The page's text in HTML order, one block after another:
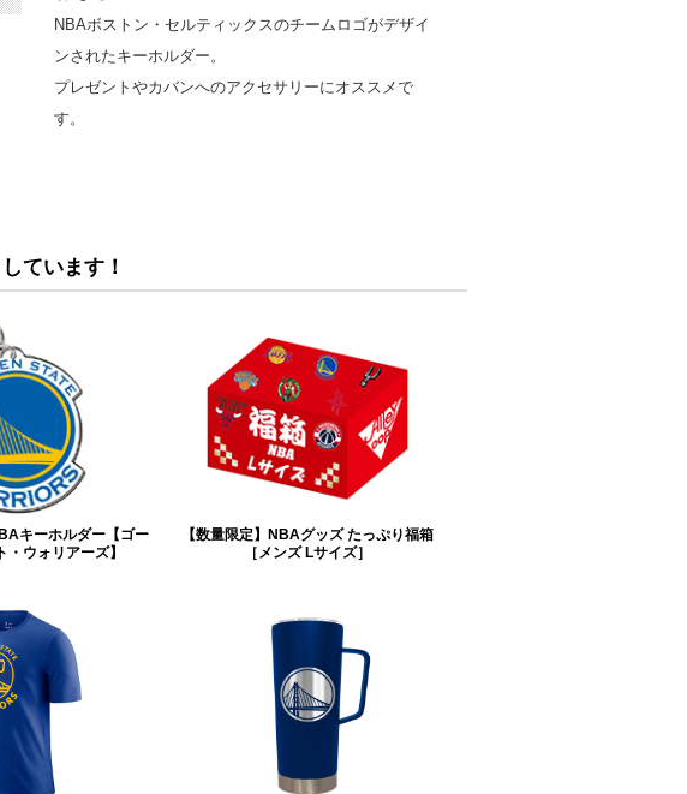
NBAボストン・セルティックスのチームロゴがデザイ
ンされたキーホルダー。
プレゼントやカバンへのアクセサリーにオススメで
す。
ています！
キーホルダー【ゴー
・ウォリアーズ】
【数量限定】NBAグッズ たっぷり福箱
［メンズ Lサイズ］